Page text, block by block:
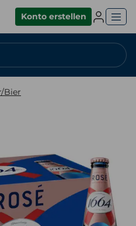
Konto erstellen
Bier